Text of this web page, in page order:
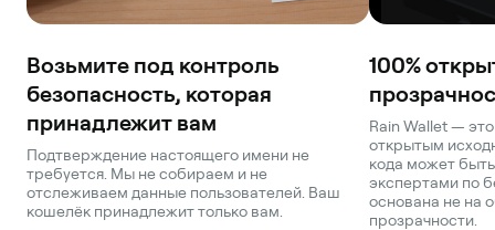
Возьмите под контроль
безопасность, которая
принадлежит вам
Подтверждение настоящего имени не
требуется. Мы не собираем и не
отслеживаем данные пользователей. Ваш
кошелёк принадлежит только вам.
100%
Rain Wallet —
открытым
кода может
экспертами по
основана не на
прозрачности.